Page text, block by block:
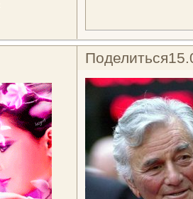
Поделиться